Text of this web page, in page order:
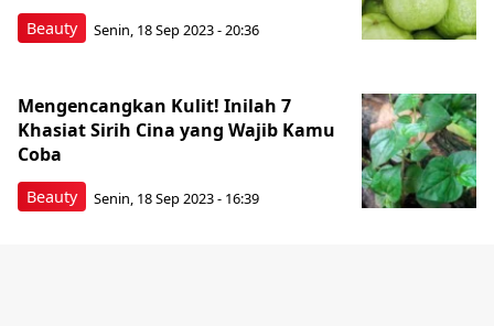
Beauty Senin, 18 Sep 2023 - 20:36
Beauty
Mengencangkan Kulit! Inilah 7
Khasiat Sirih Cina yang Wajib Kamu
Coba
Senin, 18 Sep 2023 - 16:39